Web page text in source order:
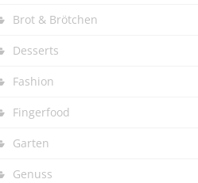
Brot & Brötchen
Desserts
Fashion
Fingerfood
Garten
Genuss